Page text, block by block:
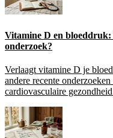
Vitamine D en bloeddruk:
onderzoek?
Verlaagt vitamine D je
andere recente
cardiovasculaire